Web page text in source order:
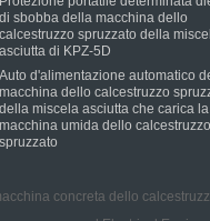
di sbobba della macchina dello
calcestruzzo spruzzato della
asciutta di KPZ-5D
Auto d'alimentazione automatico
macchina dello calcestruzzo
della miscela asciutta che carica la
macchina umida dello calcestruzzo
spruzzato
concreta dello